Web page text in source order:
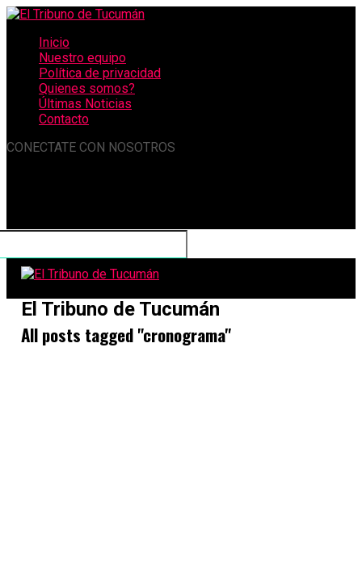
Inicio
Nuestro equipo
Política de privacidad
Quienes somos?
Últimas Noticias
Contacto
CONECTATE CON NOSOTROS
El Tribuno de Tucumán
All posts tagged "cronograma"